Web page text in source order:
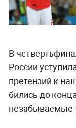
В
России
претензий к
бились до
незабываемые